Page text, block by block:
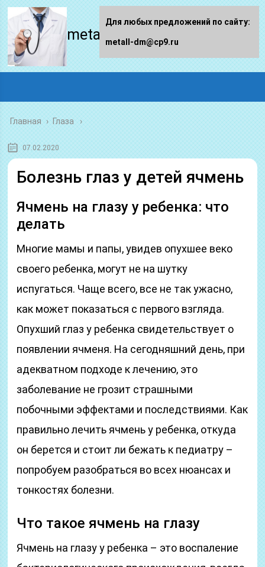
metall-dm.ru
Главная › Глаза
07.02.2020
Болезнь глаз у детей ячмень
Ячмень на глазу у ребенка: что
делать
Многие мамы и папы, увидев опухшее веко
своего ребенка, могут не на шутку
испугаться. Чаще всего, все не так ужасно,
как может показаться с первого взгляда.
Опухший глаз у ребенка свидетельствует о
появлении ячменя. На сегодняшний день, при
адекватном подходе к лечению, это
заболевание не грозит страшными
побочными эффектами и последствиями. Как
правильно лечить ячмень у ребенка, откуда
он берется и стоит ли бежать к педиатру –
попробуем разобраться во всех нюансах и
тонкостях болезни.
Что такое ячмень на глазу
Ячмень на глазу у ребенка – это воспаление
Для любых предложений по сайту:
metall-dm@cp9.ru